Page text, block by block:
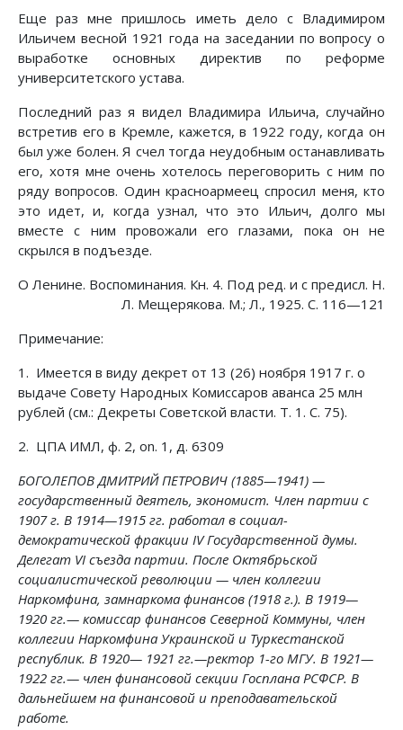
Еще раз мне пришлось иметь дело с Владимиром
Ильичем весной 1921 года на заседании по вопросу о
выработке основных директив по реформе
университетского устава.
Последний раз я видел Владимира Ильича, случайно
встретив его в Кремле, кажется, в 1922 году, когда он
был уже болен. Я счел тогда неудобным останавливать
его, хотя мне очень хотелось переговорить с ним по
ряду вопросов. Один красноармеец спросил меня, кто
это идет, и, когда узнал, что это Ильич, долго мы
вместе с ним провожали его глазами, пока он не
скрылся в подъезде.
О Ленине. Воспоминания. Кн. 4. Под ред. и с предисл. Н.
Л. Мещерякова. М.; Л., 1925. С. 116—121
Примечание:
1. Имеется в виду декрет от 13 (26) ноября 1917 г. о
выдаче Совету Народных Комиссаров аванса 25 млн
рублей (см.: Декреты Советской власти. Т. 1. С. 75).
2. ЦПА ИМЛ, ф. 2, on. 1, д. 6309
БОГОЛЕПОВ ДМИТРИЙ ПЕТРОВИЧ (1885—1941) —
государственный деятель, экономист. Член партии с
1907 г. В 1914—1915 гг. работал в социал-
демократической фракции IV Государственной думы.
Делегат VI съезда партии. После Октябрьской
социалистической революции — член коллегии
Наркомфина, замнаркома финансов (1918 г.). В 1919—
1920 гг.— комиссар финансов Северной Коммуны, член
коллегии Наркомфина Украинской и Туркестанской
республик. В 1920— 1921 гг.—ректор 1-го МГУ. В 1921—
1922 гг.— член финансовой секции Госплана РСФСР. В
дальнейшем на финансовой и преподавательской
работе.